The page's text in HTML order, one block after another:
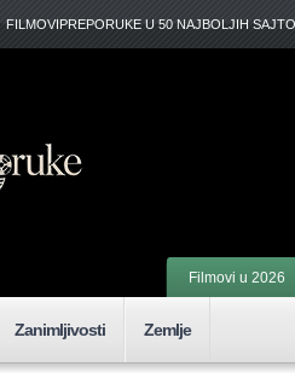
FILMOVIPREPORUKE U 50 NAJBOLJIH
Filmovi u 2026
Zanimljivosti Zemlje